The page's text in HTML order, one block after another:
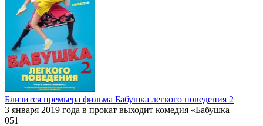
Близится премьера фильма Бабушка легкого поведения 2
3 января 2019 года в прокат выходит комедия «Бабушка
051